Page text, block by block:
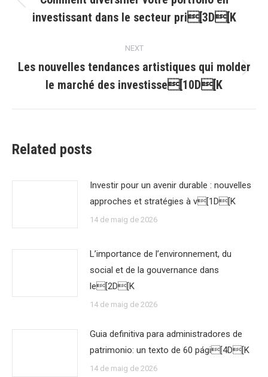
post:
investissant dans le secteur pri[3D[K
NEXT
post:
Les nouvelles tendances artistiques qui molder
le marché des investisse[10D[K
Related posts
Investir pour un avenir durable : nouvelles
approches et stratégies à v[1D[K
14 de maig de 2026
L’importance de l’environnement, du
social et de la gouvernance dans
le[2D[K
14 de maig de 2026
Guia definitiva para administradores de
patrimonio: un texto de 60 pági[4D[K
14 de maig de 2026